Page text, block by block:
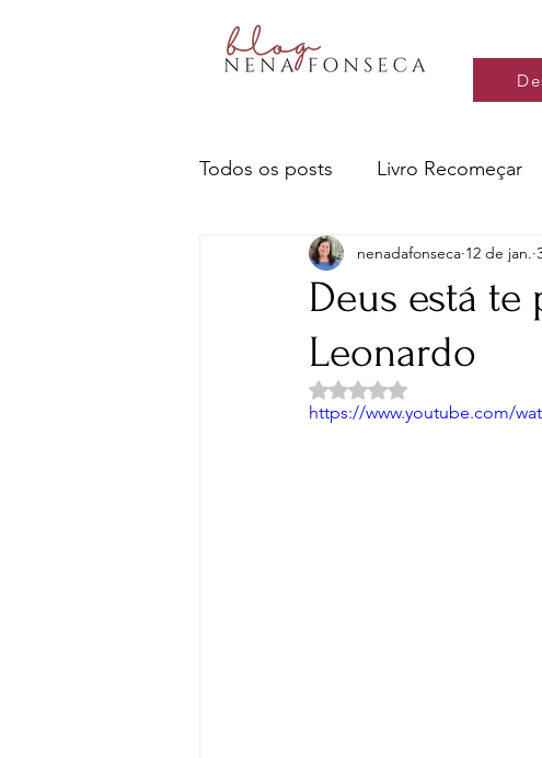
Todos os posts Livro Recomeçar
Livros- Nena recomenda
Sobre escritores e a escrita
Ciência e Tecnologia
Deus está
Leonardo
nenadafonseca 12 de jan.
Avaliado com NaN de 5
https://www.youtube.com/